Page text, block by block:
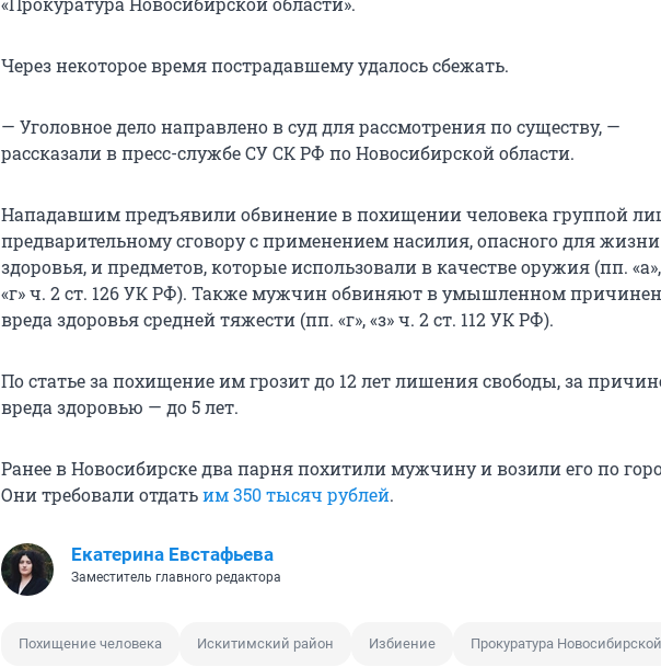
Через некоторое время пострадавшему удалось сбежать.
— Уголовное дело направлено в суд для рассмотрения по существу, —
рассказали в пресс-службе СУ СК РФ по Новосибирской области.
Нападавшим предъявили обвинение в похищении человека группой
предварительному сговору с применением насилия, опасного для
здоровья, и предметов, которые использовали в качестве оружия (пп. «а»,
«г» ч. 2 ст. 126 УК РФ). Также мужчин обвиняют в умышленном
вреда здоровья средней тяжести (пп. «г», «з» ч. 2 ст. 112 УК РФ).
По статье за похищение им грозит до 12 лет лишения свободы, за
вреда здоровью — до 5 лет.
Ранее в Новосибирске два парня похитили мужчину и возили его по
Они требовали отдатьим 350 тысяч рублей.
Екатерина Евстафьева
Заместитель главного редактора
Похищение человека Искитимский район Избиение Прокуратура